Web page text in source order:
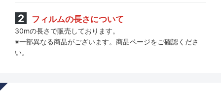
フィルムの長さについて
30mの長さで販売しております。
※一部異なる商品がございます。商品ページをご確認くださ
い。